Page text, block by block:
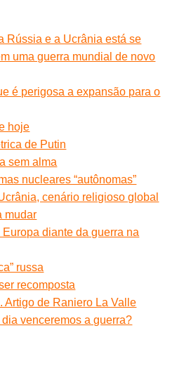
Rússia e a Ucrânia está se
uma guerra mundial de novo
é perigosa a expansão para o
hoje
de Putin
sem alma
nucleares “autônomas”
cenário religioso global
mudar
diante da guerra na
russa
recomposta
Artigo de Raniero La Valle
venceremos a guerra?